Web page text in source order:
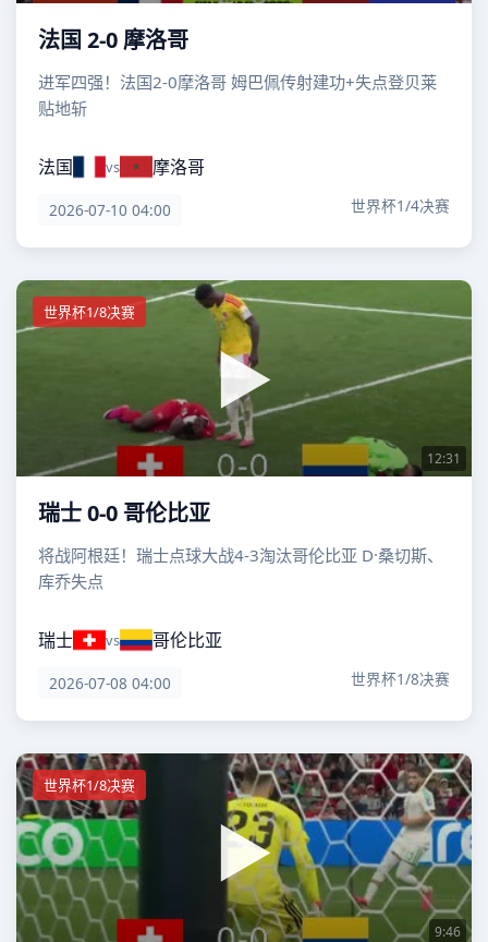
法国 2-0 摩洛哥
进军四强！法国2-0摩洛哥 姆巴佩传射建功+失点登贝莱
贴地斩
法国 vs 摩洛哥
2026-07-10 04:00 世界杯1/4决赛
世界杯1/8决赛
12:31
瑞士 0-0 哥伦比亚
将战阿根廷！瑞士点球大战4-3淘汰哥伦比亚 D·桑切斯、
库乔失点
瑞士 vs 哥伦比亚
2026-07-08 04:00 世界杯1/8决赛
世界杯1/8决赛
9:46